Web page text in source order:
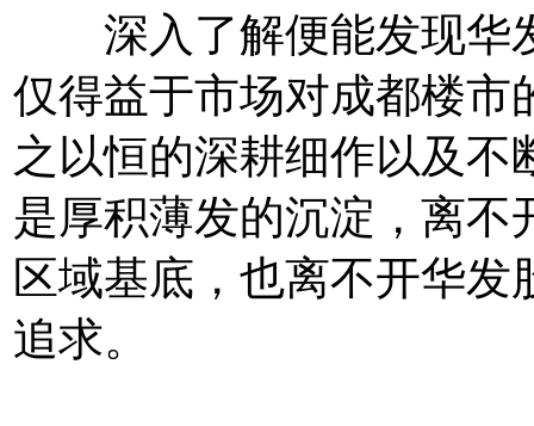
深入了解便能发现华
仅得益于市场对成都楼市
之以恒的深耕细作以及
是厚积薄发的沉淀，离不
区域基底，也离不开华
追求。